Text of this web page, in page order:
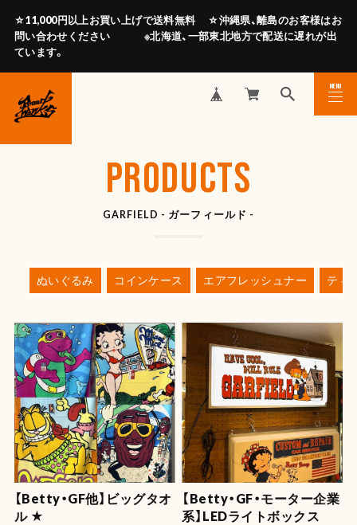
☆11,000円以上お買い上げで送料無料 ☆沖縄県、離島のお客様はお
問い合わせください ※北海道、一部東北地方で配送に遅れが出
ています。
MENU
CLOSE
PRODUCTS
GARFIELD - ガーフィールド -
ぬいぐるみ コインケース エアフレッシュナー ティ
【Betty・GF他】ビッグタオ
ル ★
【Betty・GF・モーター企業
系】LEDライトボックス